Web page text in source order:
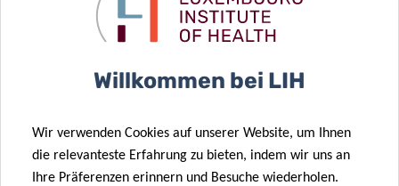
Willkommen bei LIH
Wir verwenden Cookies auf unserer Website, um Ihnen
die relevanteste Erfahrung zu bieten, indem wir uns an
Ihre Präferenzen erinnern und Besuche wiederholen.